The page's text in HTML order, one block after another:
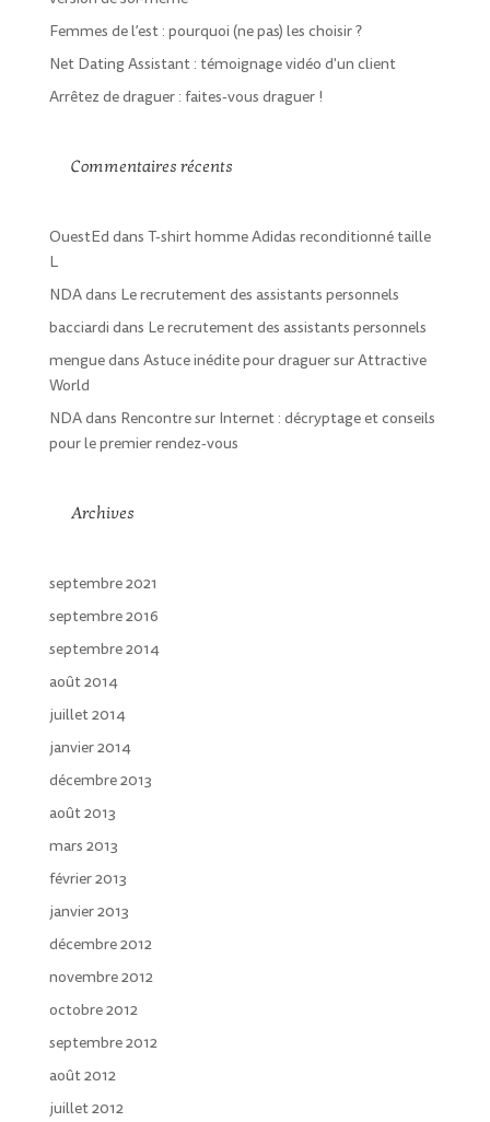
Femmes de l’est : pourquoi (ne pas) les choisir ?
Net Dating Assistant : témoignage vidéo d'un client
Arrêtez de draguer : faites-vous draguer !
Commentaires récents
OuestEd dans T-shirt homme Adidas reconditionné taille
L
NDAdans Le recrutement des assistants personnels
bacciardi dans Le recrutement des assistants personnels
menguedans Astuce inédite pour draguer sur Attractive
World
NDAdans Rencontre sur Internet : décryptage et conseils
pour le premier rendez-vous
Archives
septembre 2021
septembre 2016
septembre 2014
août 2014
juillet 2014
janvier 2014
décembre 2013
août 2013
mars 2013
février 2013
janvier 2013
décembre 2012
novembre 2012
octobre 2012
septembre 2012
août 2012
juillet 2012